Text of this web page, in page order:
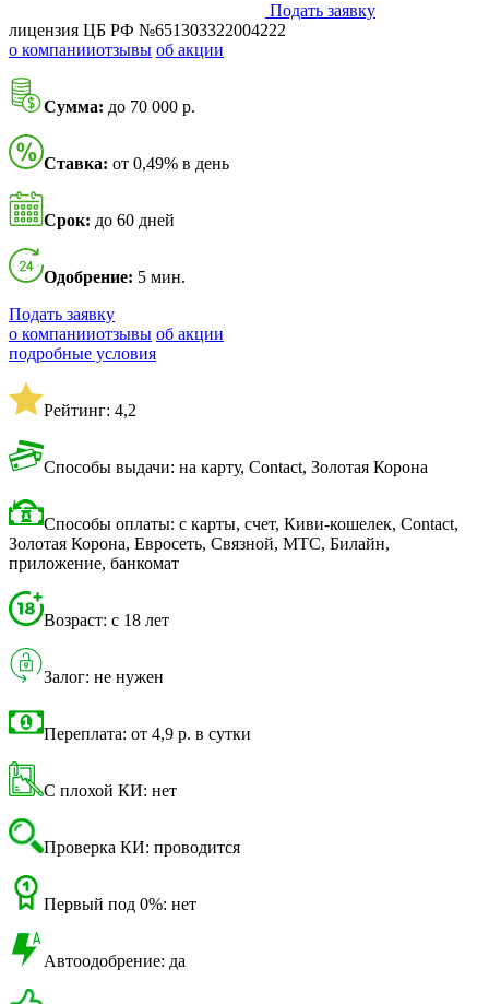
Подать заявку
лицензия ЦБ РФ №651303322004222
о компанииотзывы об акции
Сумма: до 70 000 р.
Ставка: от 0,49% в день
Срок: до 60 дней
Одобрение: 5 мин.
Подать заявку
о компанииотзывы об акции
подробные условия
Рейтинг: 4,2
Способы выдачи: на карту, Contact, Золотая Корона
Способы оплаты: с карты, счет, Киви-кошелек, Contact,
Золотая Корона, Евросеть, Связной, МТС, Билайн,
приложение, банкомат
Возраст: с 18 лет
Залог: не нужен
Переплата: от 4,9 р. в сутки
С плохой КИ: нет
Проверка КИ: проводится
Первый под 0%: нет
Автоодобрение: да